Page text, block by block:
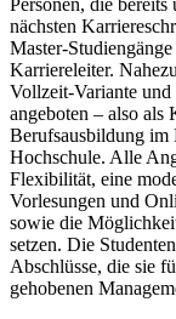
nächsten
Master-
Karriereleiter.
Vollzeit-Variante und
angeboten – also als
Berufsausbildung im
Hochschule. Alle
Flexibilität, eine
Vorlesungen und
sowie die
setzen. Die
Abschlüsse, die sie
gehobenen